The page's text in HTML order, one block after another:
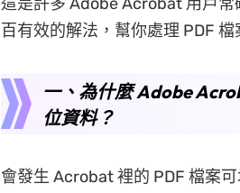
百有效的解法，幫你處理 PDF
一、為什麼 Adobe
位資料？
會發生 Acrobat 裡的 PDF 檔案